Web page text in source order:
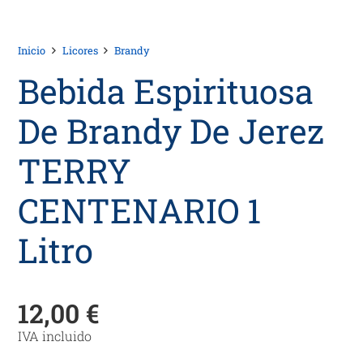
Inicio Licores Brandy
Bebida Espirituosa
De Brandy De Jerez
TERRY
CENTENARIO 1
Litro
12,00 €
IVA incluido